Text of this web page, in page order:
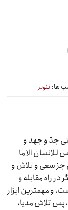
ها: تنویر
جدّ و جهد و
الا ما
جز سعی و تلاش و
راه مقابله و
و مهمترین ابزار
پس تلاش مدیا،